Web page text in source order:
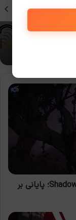
نقد و بررسی بازی Shadow of the Tomb Raider؛ پایانی بر